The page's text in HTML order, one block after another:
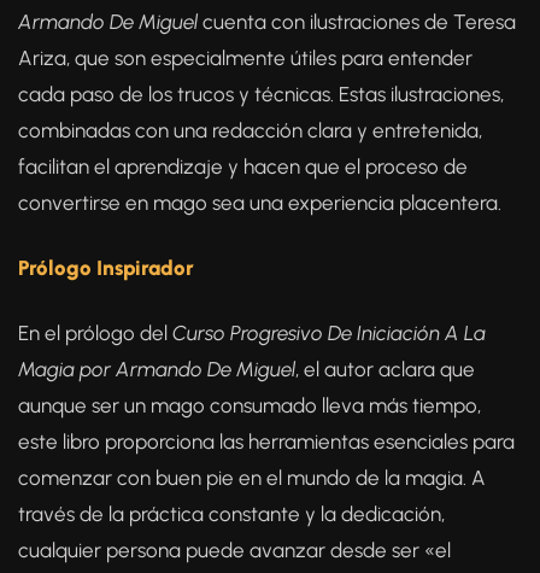
Armando De Miguel cuenta con ilustraciones de Teresa
Ariza, que son especialmente útiles para entender
cada paso de los trucos y técnicas. Estas ilustraciones,
combinadas con una redacción clara y entretenida,
facilitan el aprendizaje y hacen que el proceso de
convertirse en mago sea una experiencia placentera.
Prólogo Inspirador
En el prólogo del Curso Progresivo De Iniciación A La
Magia por Armando De Miguel, el autor aclara que
aunque ser un mago consumado lleva más tiempo,
este libro proporciona las herramientas esenciales para
comenzar con buen pie en el mundo de la magia. A
través de la práctica constante y la dedicación,
cualquier persona puede avanzar desde ser «el